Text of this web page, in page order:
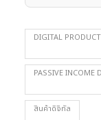
DIGITAL PRODUCT
PASSIVE INCOME
สินค้าดิจิทัล